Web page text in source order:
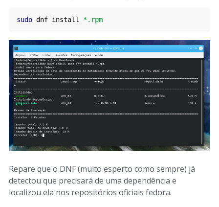
sudo dnf install *. rpm
Repare que o DNF (muito esperto como sempre) já
detectou que precisará de uma dependência e
localizou ela nos repositórios oficiais fedora.